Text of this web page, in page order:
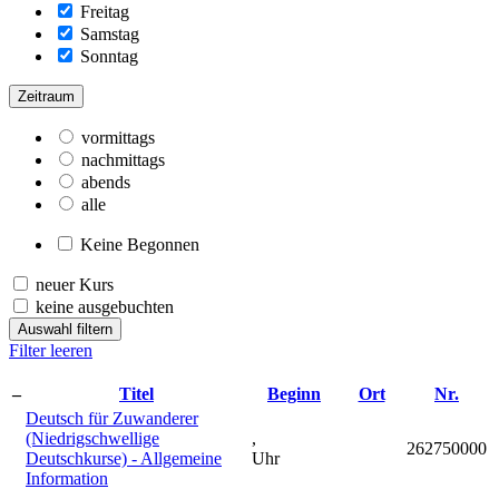
Freitag
Samstag
Sonntag
Zeitraum
vormittags
nachmittags
abends
alle
Keine Begonnen
neuer Kurs
keine ausgebuchten
Auswahl filtern
Filter leeren
– Titel Beginn Ort
Nr.
Deutsch für Zuwanderer
(Niedrigschwellige
Deutschkurse) - Allgemeine
Information
,
Uhr
262750000